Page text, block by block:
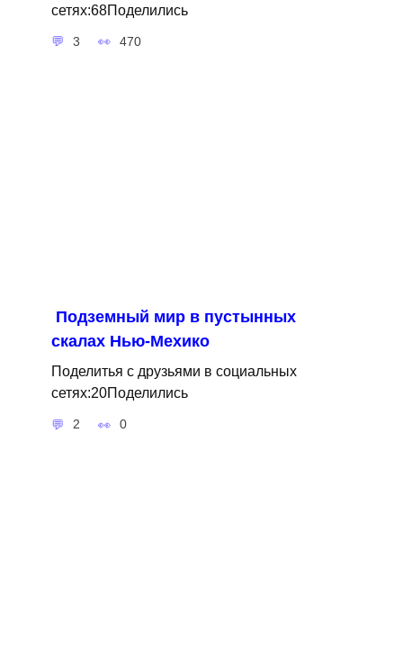
сетях:68Поделились
3 470
Подземный мир в пустынных
скалах Нью-Мехико
Поделитья с друзьями в социальных
сетях:20Поделились
2 0